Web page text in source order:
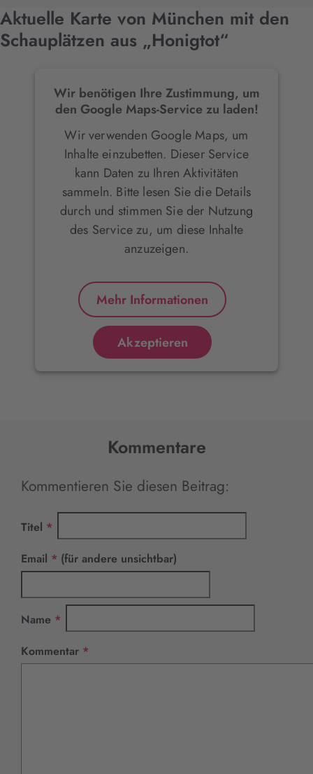
Aktuelle Karte von München mit den
Schauplätzen aus „Honigtot“
Wir benötigen Ihre Zustimmung, um
den Google Maps-Service zu laden!
Wir verwenden Google Maps, um
Inhalte einzubetten. Dieser Service
kann Daten zu Ihren Aktivitäten
sammeln. Bitte lesen Sie die Details
durch und stimmen Sie der Nutzung
des Service zu, um diese Inhalte
anzuzeigen.
Mehr Informationen
Akzeptieren
Kommentare
Kommentieren Sie diesen Beitrag:
Titel *
Email * Pflichtfeld
(für andere unsichtbar)
Name *
Kommentar *